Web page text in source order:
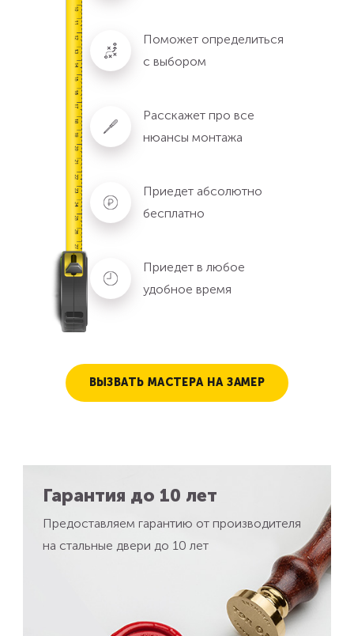
Поможет определиться
с выбором
Расскажет про все
нюансы монтажа
Приедет абсолютно
бесплатно
Приедет в любое
удобное время
ВЫЗВАТЬ МАСТЕРА НА ЗАМЕР
Гарантия до 10 лет
Предоставляем гарантию от производителя
на стальные двери до 10 лет